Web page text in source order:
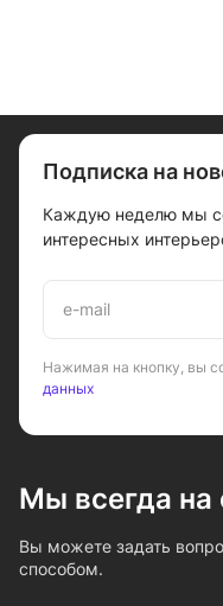
Подписка на
Каждую неделю мы
интересных
Нажимая на кнопку, вы
данных
Мы всегда на
Вы можете задать
способом.